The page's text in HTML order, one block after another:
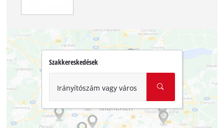
Szakkereskedések
Irányítószám vagy város